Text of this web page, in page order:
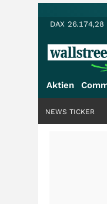
DAX 26.174,28
Aktien
NEWS TICKER